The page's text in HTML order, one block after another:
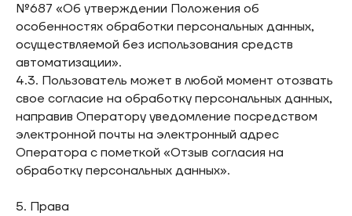
№687 «Об утверждении Положения об
особенностях обработки персональных данных,
осуществляемой без использования средств
автоматизации».
4.3. Пользователь может в любой момент отозвать
свое согласие на обработку персональных данных,
направив Оператору уведомление посредством
электронной почты на электронный адрес
Оператора с пометкой «Отзыв согласия на
обработку персональных данных».
5. Права